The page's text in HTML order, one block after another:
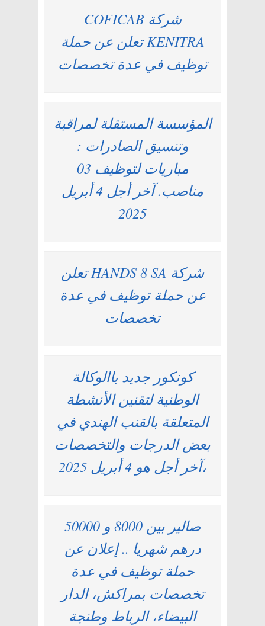
شركة COFICAB
KENITRA تعلن عن حملة
توظيف في عدة تخصصات
المؤسسة المستقلة لمراقبة
وتنسيق الصادرات :
مباريات لتوظيف 03
مناصب. آخر أجل 4 أبريل
2025
شركة HANDS 8 SA تعلن
عن حملة توظيف في عدة
تخصصات
كونكور جديد باالوكالة
الوطنية لتقنين الأنشطة
المتعلقة بالقنب الهندي في
بعض الدرجات والتخصصات
،آخر أجل هو 4 أبريل 2025
صالير بين 8000 و 50000
درهم شهريا .. إعلان عن
حملة توظيف في عدة
تخصصات بمراكش، الدار
البيضاء، الرباط وطنجة